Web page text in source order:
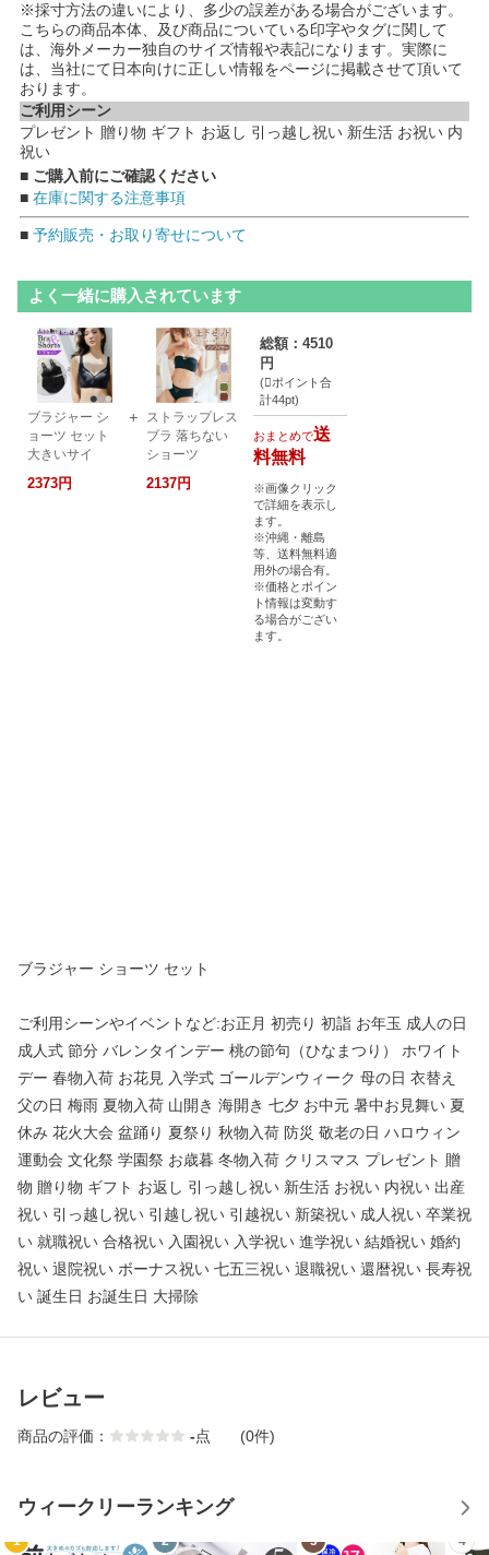
※採寸方法の違いにより、多少の誤差がある場合がございます。
こちらの商品本体、及び商品についている印字やタグに関して
は、海外メーカー独自のサイズ情報や表記になります。実際に
は、当社にて日本向けに正しい情報をページに掲載させて頂いて
おります。
ご利用シーン
プレゼント 贈り物 ギフト お返し 引っ越し祝い 新生活 お祝い 内
祝い
■ ご購入前にご確認ください
■ 在庫に関する注意事項
■ 予約販売・お取り寄せについて
ブラジャー ショーツ セット
ご利用シーンやイベントなど:お正月 初売り 初詣 お年玉 成人の日
成人式 節分 バレンタインデー 桃の節句（ひなまつり） ホワイト
デー 春物入荷 お花見 入学式 ゴールデンウィーク 母の日 衣替え
父の日 梅雨 夏物入荷 山開き 海開き 七夕 お中元 暑中お見舞い 夏
休み 花火大会 盆踊り 夏祭り 秋物入荷 防災 敬老の日 ハロウィン
運動会 文化祭 学園祭 お歳暮 冬物入荷 クリスマス プレゼント 贈
物 贈り物 ギフト お返し 引っ越し祝い 新生活 お祝い 内祝い 出産
祝い 引っ越し祝い 引越し祝い 引越祝い 新築祝い 成人祝い 卒業祝
い 就職祝い 合格祝い 入園祝い 入学祝い 進学祝い 結婚祝い 婚約
祝い 退院祝い ボーナス祝い 七五三祝い 退職祝い 還暦祝い 長寿祝
い 誕生日 お誕生日 大掃除
レビュー
商品の評価： -点 (0件)
ウィークリーランキング
1 2 3 4